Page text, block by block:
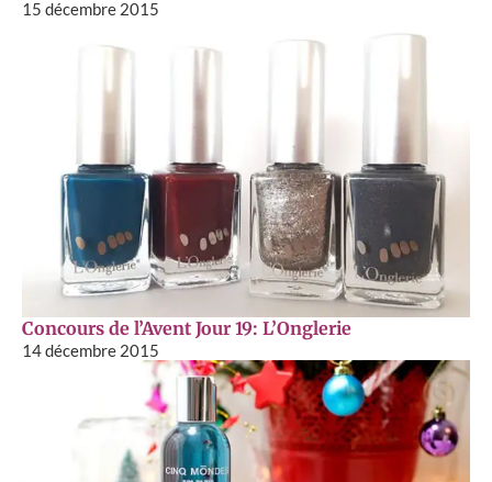
15 décembre 2015
Concours de l’Avent Jour 19: L’Onglerie
14 décembre 2015